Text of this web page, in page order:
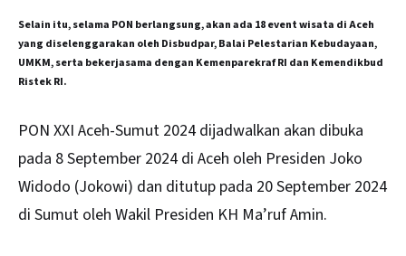
Selain itu, selama PON berlangsung, akan ada 18 event wisata di Aceh
yang diselenggarakan oleh Disbudpar, Balai Pelestarian Kebudayaan,
UMKM, serta bekerjasama dengan Kemenparekraf RI dan Kemendikbud
Ristek RI.
PON XXI Aceh-Sumut 2024 dijadwalkan akan dibuka
pada 8 September 2024 di Aceh oleh Presiden Joko
Widodo (Jokowi) dan ditutup pada 20 September 2024
di Sumut oleh Wakil Presiden KH Ma’ruf Amin.